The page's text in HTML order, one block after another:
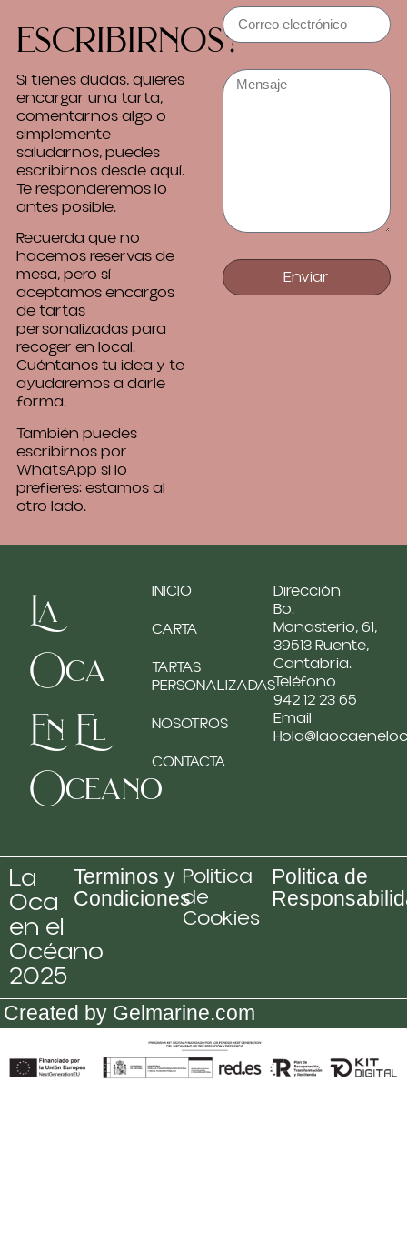
escribirnos?
Si tienes dudas, quieres
encargar una tarta,
comentarnos algo o
simplemente
saludarnos, puedes
escribirnos desde aquí.
Te responderemos lo
antes posible.
Recuerda que no
hacemos reservas de
mesa, pero sí
aceptamos encargos
de tartas
personalizadas para
recoger en local.
Cuéntanos tu idea y te
ayudaremos a darle
forma.
También puedes
escribirnos por
WhatsApp si lo
prefieres: estamos al
otro lado.
Enviar
La
Oca
En El
Oceano
INICIO
CARTA
TARTAS
PERSONALIZADAS
NOSOTROS
CONTACTA
Dirección
Bo.
Monasterio, 61,
39513 Ruente,
Cantabria.
Teléfono
942 12 23 65
Email
La
Oca
en el
Océano
2025
Terminos y
Condiciones
Politica
de
Cookies
Politica de
Created by Gelmarine.com